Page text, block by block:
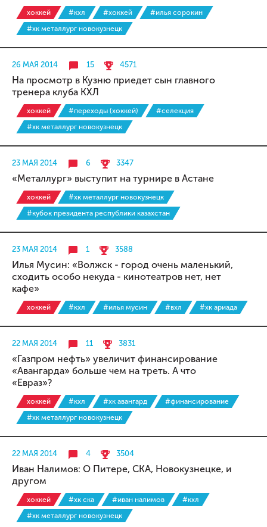
хоккей #кхл #хоккей
#илья сорокин
#хк металлург новокузнецк
26 МАЯ 2014 15 4571
На просмотр в Кузню приедет сын главного
тренера клуба КХЛ
хоккей #переходы (хоккей)
#селекция
#хк металлург новокузнецк
23 МАЯ 2014 6 3347
«Металлург» выступит на турнире в Астане
хоккей
#хк металлург новокузнецк
#кубок президента республики казахстан
23 МАЯ 2014 1 3588
Илья Мусин: «Волжск - город очень маленький,
сходить особо некуда - кинотеатров нет, нет
кафе»
хоккей #кхл #илья мусин #вхл #хк ариада
22 МАЯ 2014 11 3831
«Газпром нефть» увеличит финансирование
«Авангарда» больше чем на треть. А что
«Евраз»?
хоккей #кхл #хк авангард
#финансирование
#хк металлург новокузнецк
22 МАЯ 2014 4 3504
Иван Налимов: О Питере, СКА, Новокузнецке, и
другом
хоккей #хк ска #иван налимов
#кхл
#хк металлург новокузнецк